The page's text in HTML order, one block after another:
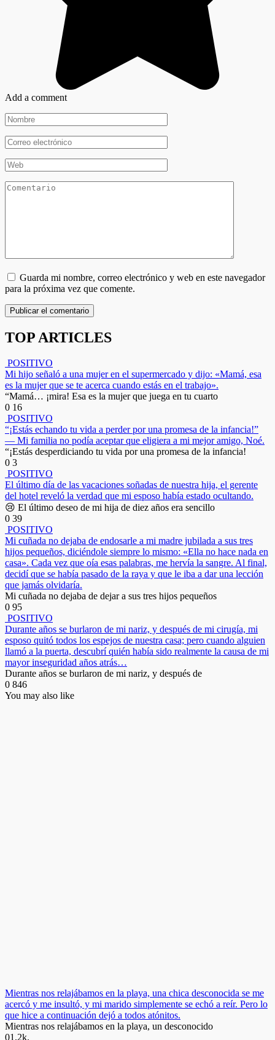
Add a comment
Nombre
*
Correo
electrónico
*Web
Comentario
Guarda mi nombre, correo electrónico y web en este navegador
para la próxima vez que comente.
TOP ARTICLES
POSITIVO
Mi hijo señaló a una mujer en el supermercado y dijo: «Mamá, esa
es la mujer que se te acerca cuando estás en el trabajo».
“Mamá… ¡mira! Esa es la mujer que juega en tu cuarto
0 16
POSITIVO
“¡Estás echando tu vida a perder por una promesa de la infancia!”
— Mi familia no podía aceptar que eligiera a mi mejor amigo, Noé.
“¡Estás desperdiciando tu vida por una promesa de la infancia!
0 3
POSITIVO
El último día de las vacaciones soñadas de nuestra hija, el gerente
del hotel reveló la verdad que mi esposo había estado ocultando.
😢 El último deseo de mi hija de diez años era sencillo
0 39
POSITIVO
Mi cuñada no dejaba de endosarle a mi madre jubilada a sus tres
hijos pequeños, diciéndole siempre lo mismo: «Ella no hace nada en
casa». Cada vez que oía esas palabras, me hervía la sangre. Al final,
decidí que se había pasado de la raya y que le iba a dar una lección
que jamás olvidaría.
Mi cuñada no dejaba de dejar a sus tres hijos pequeños
0 95
POSITIVO
Durante años se burlaron de mi nariz, y después de mi cirugía, mi
esposo quitó todos los espejos de nuestra casa; pero cuando alguien
llamó a la puerta, descubrí quién había sido realmente la causa de mi
mayor inseguridad años atrás…
Durante años se burlaron de mi nariz, y después de
0 846
You may also like
Mientras nos relajábamos en la playa, una chica desconocida se me
acercó y me insultó, y mi marido simplemente se echó a reír. Pero lo
que hice a continuación dejó a todos atónitos.
Mientras nos relajábamos en la playa, un desconocido
01.2k.